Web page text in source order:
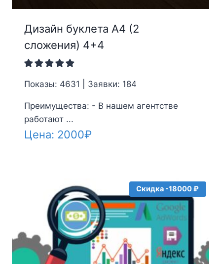
Дизайн буклета А4 (2
сложения) 4+4
Показы: 4631 | Заявки: 184
Преимущества: - В нашем агентстве
работают ...
Цена: 2000₽
Скидка -18000 ₽